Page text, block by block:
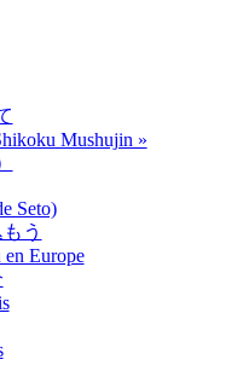
Mushujin »
Seto)
う
Europe